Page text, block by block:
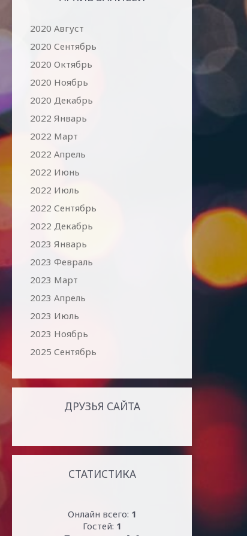
2020 Август
2020 Сентябрь
2020 Октябрь
2020 Ноябрь
2020 Декабрь
2022 Январь
2022 Март
2022 Апрель
2022 Июнь
2022 Июль
2022 Сентябрь
2022 Декабрь
2023 Январь
2023 Февраль
2023 Март
2023 Апрель
2023 Июль
2023 Ноябрь
2025 Сентябрь
ДРУЗЬЯ САЙТА
СТАТИСТИКА
Онлайн всего: 1
Гостей: 1